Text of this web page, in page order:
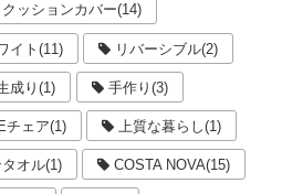
クッションカバー(14)
イト(11) リバーシブル(2)
成り(1) 手作り(3)
Eチェア(1) 上質な暮らし(1)
タオル(1) COSTA NOVA(15)